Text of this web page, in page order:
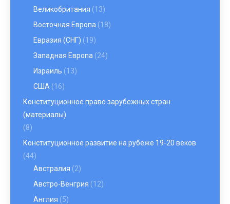
Великобритания (13)
Восточная Европа (18)
Евразия (СНГ) (19)
Западная Европа (24)
Израиль (13)
США (16)
Конституционное право зарубежных стран
(материалы)
(8)
Конституционное развитие на рубеже 19-20 веков
(44)
Австралия (2)
Австро-Венгрия (12)
Англия (5)